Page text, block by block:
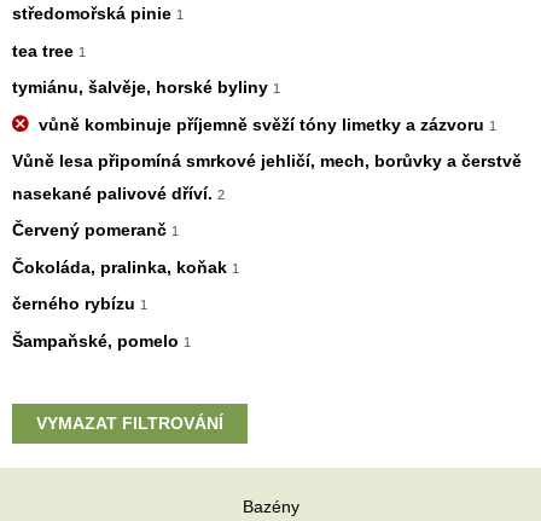
středomořská pinie 1
tea tree 1
tymiánu, šalvěje, horské byliny 1
vůně kombinuje příjemně svěží tóny limetky a zázvoru 1
Vůně lesa připomíná smrkové jehličí, mech, borůvky a čerstvě
nasekané palivové dříví. 2
Červený pomeranč 1
Čokoláda, pralinka, koňak 1
černého rybízu 1
Šampaňské, pomelo 1
VYMAZAT FILTROVÁNÍ
Bazény